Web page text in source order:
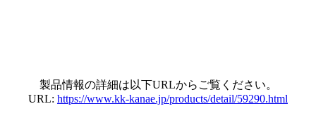
製品情報の詳細は以下URLからご覧ください。
URL: https://www.kk-kanae.jp/products/detail/59290.html